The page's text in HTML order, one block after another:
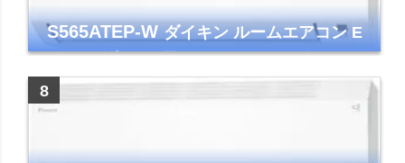
S565ATEP-Wダイキン ルームエアコン E
シリーズ 主に18畳用 ホワイト 2025年モデル
コンパクトモデル ストリーマ